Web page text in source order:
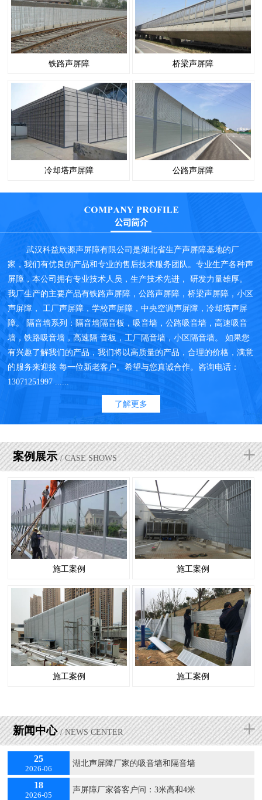
铁路声屏障 桥梁声屏障
冷却塔声屏障 公路声屏障
武汉科益欣源声屏障有限公司是湖北省生产声屏障基地的厂
家，我们有优良的产品和专业的售后技术服务团队。专业生产各种声
屏障，本公司拥有专业技术人员，生产技术先进， 研发力量雄厚。
我厂生产的主要产品有铁路声屏障，公路声屏障，桥梁声屏障，小区
声屏障， 工厂声屏障，学校声屏障，中央空调声屏障，冷却塔声屏
障。 隔音墙系列：隔音墙隔音板，吸音墙，公路吸音墙，高速吸音
墙，铁路吸音墙，高速隔 音板，工厂隔音墙，小区隔音墙。 如果您
有兴趣了解我们的产品，我们将以高质量的产品，合理的价格，满意
的服务来迎接 每一位新老客户。希望与您真诚合作。咨询电话：
13071251997 ......
了解更多
案例展示 / CASE SHOWS +
施工案例 施工案例
施工案例 施工案例
新闻中心 / NEWS CENTER +
25
2026-06
湖北声屏障厂家的吸音墙和隔音墙
18
2026-05
声屏障厂家答客户问：3米高和4米